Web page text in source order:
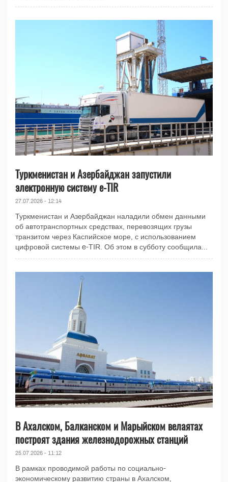
Туркменистан и Азербайджан запустили
электронную систему e-TIR
27.07.2026 - 12:14
Туркменистан и Азербайджан наладили обмен данными
об автотранспортных средствах, перевозящих грузы
транзитом через Каспийское море, с использованием
цифровой системы e-TIR. Об этом в субботу сообщила...
В Ахалском, Балканском и Марыйском велаятах
построят здания железнодорожных станций
25.07.2026 - 11:12
В рамках проводимой работы по социально-
экономическому развитию страны в Ахалском,